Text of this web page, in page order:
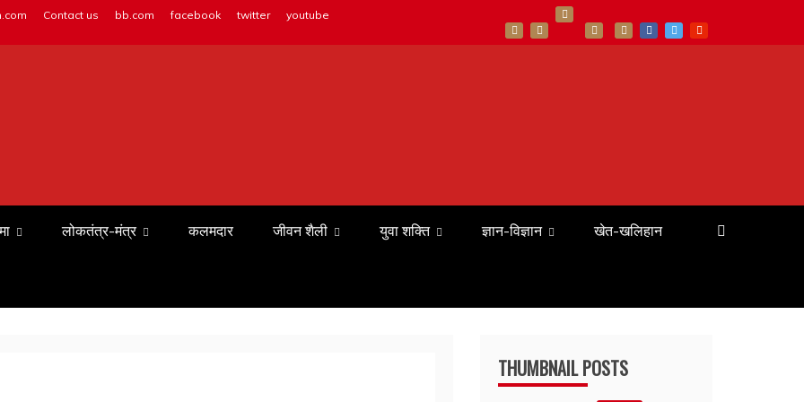
Contact us bb.com facebook twitter youtube
लोकतंत्र-मंत्र कलमदार जीवन शैली युवा शक्ति ज्ञान-विज्ञान खेत-खलिहान
THUMBNAIL POSTS